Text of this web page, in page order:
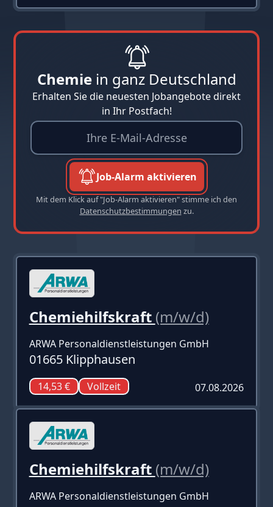
Chemiein ganz Deutschland
Erhalten Sie die neuesten Jobangebote direkt
in Ihr Postfach!
Job-Alarm aktivieren
Mit dem Klick auf "Job-Alarm aktivieren" stimme ich den
Datenschutzbestimmungen zu.
Chemiehilfskraft (m/w/d)
ARWA Personaldienstleistungen GmbH
01665 Klipphausen
14,53 € Vollzeit 07.08.2026
Chemiehilfskraft (m/w/d)
ARWA Personaldienstleistungen GmbH